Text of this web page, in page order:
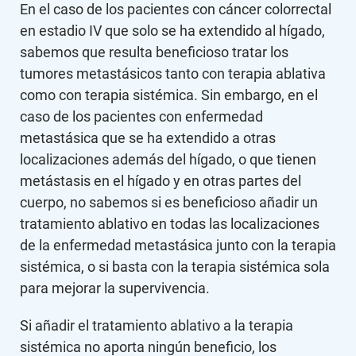
En el caso de los pacientes con cáncer colorrectal
en estadio IV que solo se ha extendido al hígado,
sabemos que resulta beneficioso tratar los
tumores metastásicos tanto con terapia ablativa
como con terapia sistémica. Sin embargo, en el
caso de los pacientes con enfermedad
metastásica que se ha extendido a otras
localizaciones además del hígado, o que tienen
metástasis en el hígado y en otras partes del
cuerpo, no sabemos si es beneficioso añadir un
tratamiento ablativo en todas las localizaciones
de la enfermedad metastásica junto con la terapia
sistémica, o si basta con la terapia sistémica sola
para mejorar la supervivencia.
Si añadir el tratamiento ablativo a la terapia
sistémica no aporta ningún beneficio, los